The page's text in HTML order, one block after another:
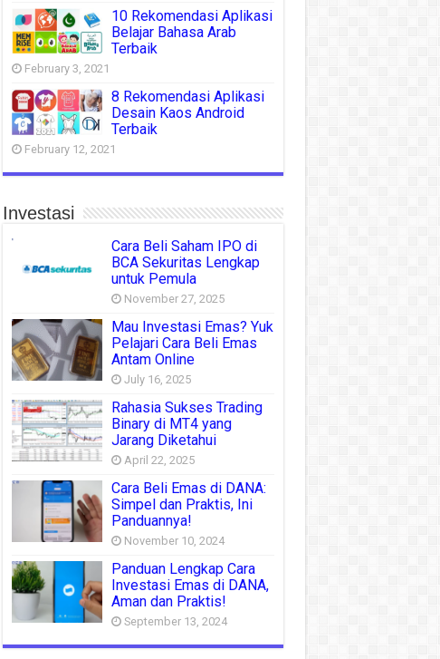
10 Rekomendasi Aplikasi
Belajar Bahasa Arab
Terbaik
February 3, 2021
8 Rekomendasi Aplikasi
Desain Kaos Android
Terbaik
February 12, 2021
Investasi
Cara Beli Saham IPO di
BCA Sekuritas Lengkap
untuk Pemula
November 27, 2025
Mau Investasi Emas? Yuk
Pelajari Cara Beli Emas
Antam Online
July 16, 2025
Rahasia Sukses Trading
Binary di MT4 yang
Jarang Diketahui
April 22, 2025
Cara Beli Emas di DANA:
Simpel dan Praktis, Ini
Panduannya!
November 10, 2024
Panduan Lengkap Cara
Investasi Emas di DANA,
Aman dan Praktis!
September 13, 2024